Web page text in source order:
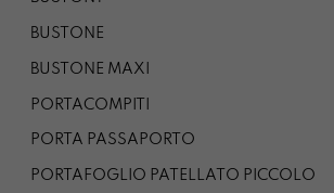
BUSTONE
BUSTONE MAXI
PORTACOMPITI
PORTA PASSAPORTO
PORTAFOGLIO PATELLATO PICCOLO